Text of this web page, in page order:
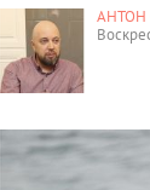
АНТОН